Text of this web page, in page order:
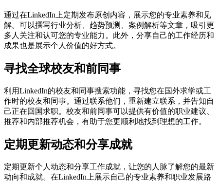
通过在LinkedIn上定期发布原创内容，展示您的专业素养和见
解。可以撰写行业分析、趋势预测、案例解析等文章，吸引更
多人关注和认可您的专业能力。此外，分享自己的工作经历和
成果也是展示个人价值的好方式。
寻找全球校友和前同事
利用LinkedIn的校友和同事搜索功能，寻找您在国外求学或工
作时的校友和同事。通过联系他们，重新建立联系，并告知自
己正在回国求职。校友和前同事可以提供有价值的职业建议、
推荐和内部推荐机会，有助于您更顺利地找到理想的工作。
定期更新动态和分享成就
定期更新个人动态和分享工作成就，让您的人脉了解您的最新
动向和成就。在LinkedIn上展示自己的专业素养和职业发展路